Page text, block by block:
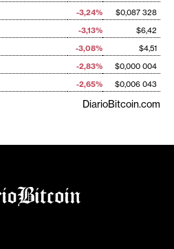
-3,24%
$0,087 328
-3,13%
$6,42
-3,08%
$4,51
-2,83%
$0,000 004
-2,65% $0,006 043
DiarioBitcoin.com